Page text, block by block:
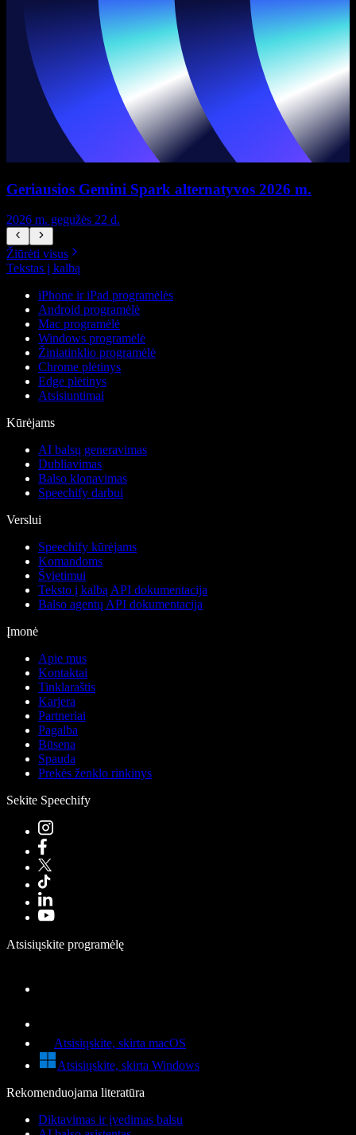
Geriausios Gemini Spark alternatyvos 2026 m.
2026 m. gegužės 22 d.
Žiūrėti visus
Tekstas į kalbą
iPhone ir iPad programėlės
Android programėlė
Mac programėlė
Windows programėlė
Žiniatinklio programėlė
Chrome plėtinys
Edge plėtinys
Atsisiuntimai
Kūrėjams
AI balsų generavimas
Dubliavimas
Balso klonavimas
Speechify darbui
Verslui
Speechify kūrėjams
Komandoms
Švietimui
Teksto į kalbą API dokumentacija
Balso agentų API dokumentacija
Įmonė
Apie mus
Kontaktai
Tinklaraštis
Karjera
Partneriai
Pagalba
Būsena
Spauda
Prekės ženklo rinkinys
Sekite Speechify
Atsisiųskite programėlę
Atsisiųskite, skirta macOS
Atsisiųskite, skirta Windows
Rekomenduojama literatūra
Diktavimas ir įvedimas balsu